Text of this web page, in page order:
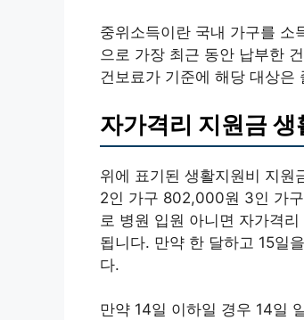
중위소득이란 국내 가구를 소
으로 가장 최근 동안 납부한
건보료가 기준에 해당 대상은
자가격리 지원금 생
위에 표기된 생활지원비 지
2인 가구 802,000원 3인 가
로 병원 입원 아니면 자가격
됩니다. 만약 한 달하고 15일
다.
만약 14일 이하일 경우 14일